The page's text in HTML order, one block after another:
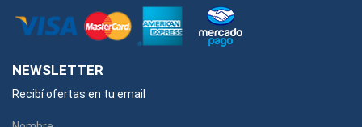
NEWSLETTER
Recibí ofertas en tu email